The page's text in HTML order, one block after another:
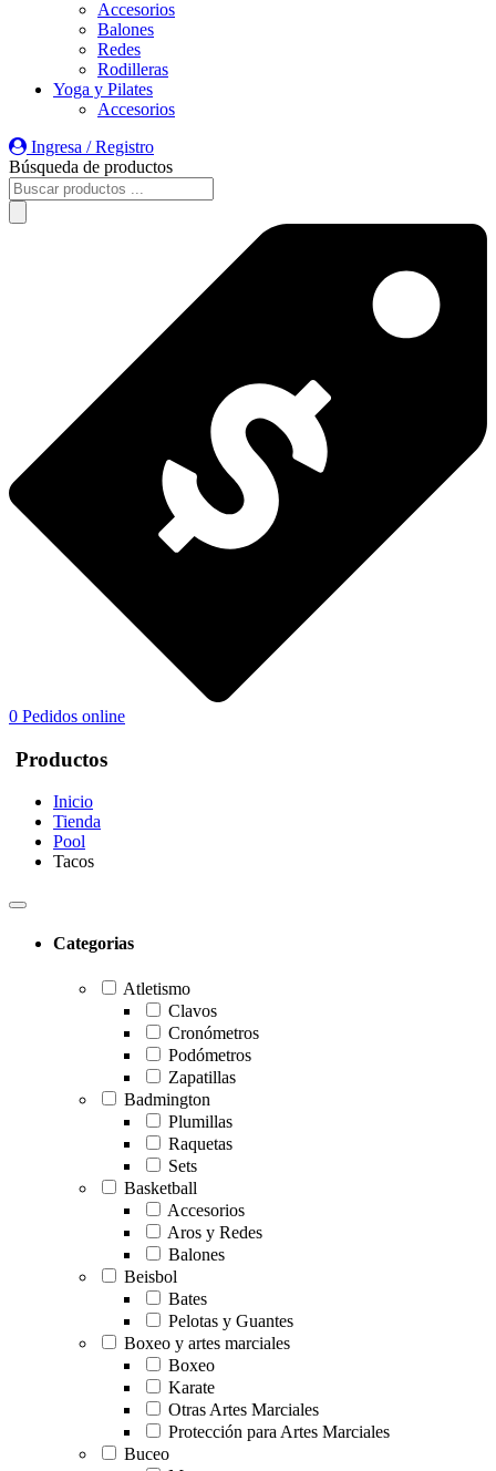
Accesorios
Balones
Redes
Rodilleras
Yoga y Pilates
Accesorios
Ingresa / Registro
Búsqueda de productos
0 Pedidos online
Productos
Inicio
Tienda
Pool
Tacos
Categorias
Atletismo
Clavos
Cronómetros
Podómetros
Zapatillas
Badmington
Plumillas
Raquetas
Sets
Basketball
Accesorios
Aros y Redes
Balones
Beisbol
Bates
Pelotas y Guantes
Boxeo y artes marciales
Boxeo
Karate
Otras Artes Marciales
Protección para Artes Marciales
Buceo